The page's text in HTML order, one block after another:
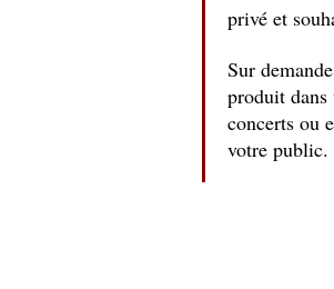
privé et
Sur
produit dans
concerts ou
votre public.